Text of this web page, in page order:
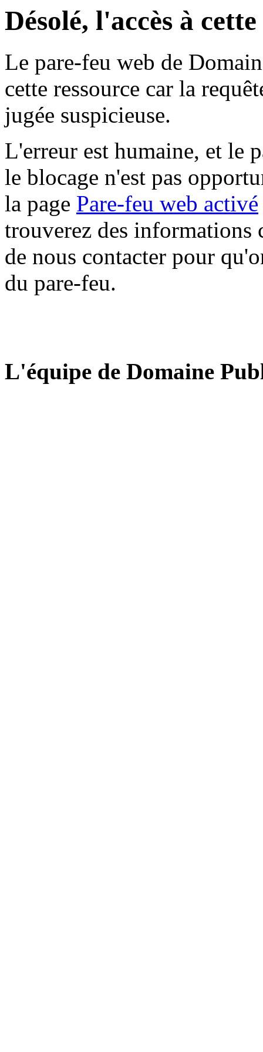
Désolé, l'accès à
Le pare-feu web de
cette ressource car la
jugée suspicieuse.
L'erreur est humaine, et le
le blocage n'est pas
la page Pare-feu web activé
trouverez des informations
de nous contacter pour
du pare-feu.
L'équipe de Domaine